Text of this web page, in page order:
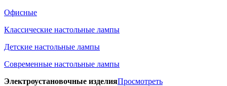
Офисные
Классические настольные лампы
Детские настольные лампы
Современные настольные лампы
Электроустановочные изделияПросмотреть